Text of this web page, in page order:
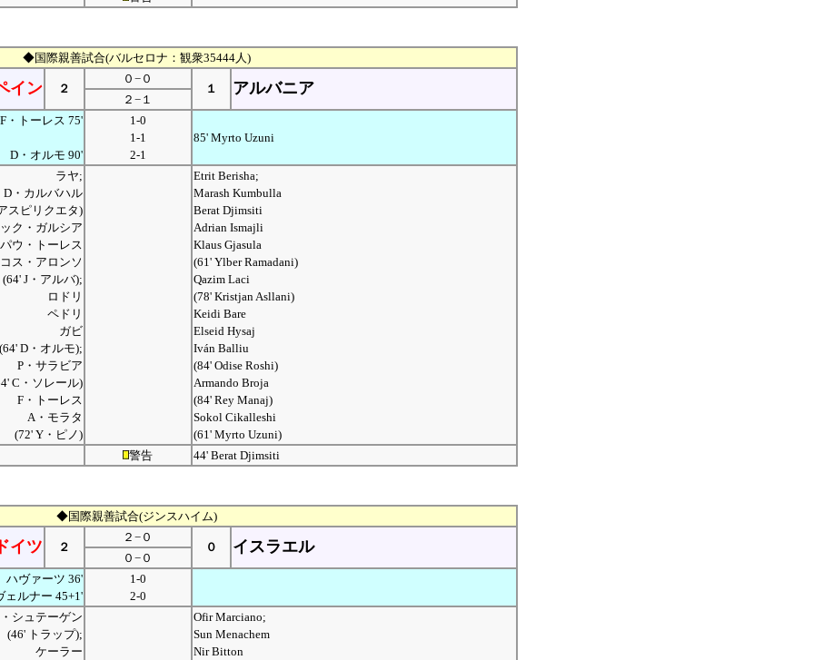
◆国際親善試合(バルセロナ：観衆35444人)
イン ２
０−０
１ アルバニア
２−１
F・トーレス 75'
D・オルモ 90'
1-0
1-1
2-1
85' Myrto Uzuni
ラヤ;
D・カルバハル
スピリクエタ)
ク・ガルシア
パウ・トーレス
ス・アロンソ
(64' J・アルバ);
ロドリ
ペドリ
ガビ
D・オルモ);
P・サラビア
C・ソレール)
F・トーレス
A・モラタ
(72' Y・ピノ)
Etrit Berisha;
Marash Kumbulla
Berat Djimsiti
Adrian Ismajli
Klaus Gjasula
(61' Ylber Ramadani)
Qazim Laci
(78' Kristjan Asllani)
Keidi Bare
Elseid Hysaj
Iván Balliu
(84' Odise Roshi)
Armando Broja
(84' Rey Manaj)
Sokol Cikalleshi
(61' Myrto Uzuni)
警告
44' Berat Djimsiti
◆国際親善試合(ジンスハイム)
イツ ２
２−０
０ イスラエル
０−０
ハヴァーツ 36'
ェルナー 45+1'
1-0
2-0
シュテーゲン
(46' トラップ);
ケーラー
Ofir Marciano;
Sun Menachem
Nir Bitton